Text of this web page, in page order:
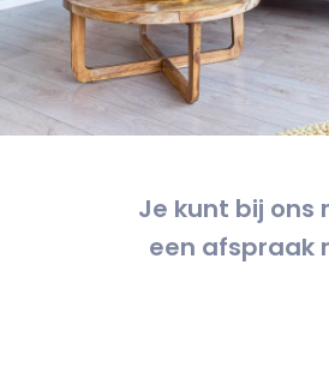
Je kunt bij ons
een afspraak